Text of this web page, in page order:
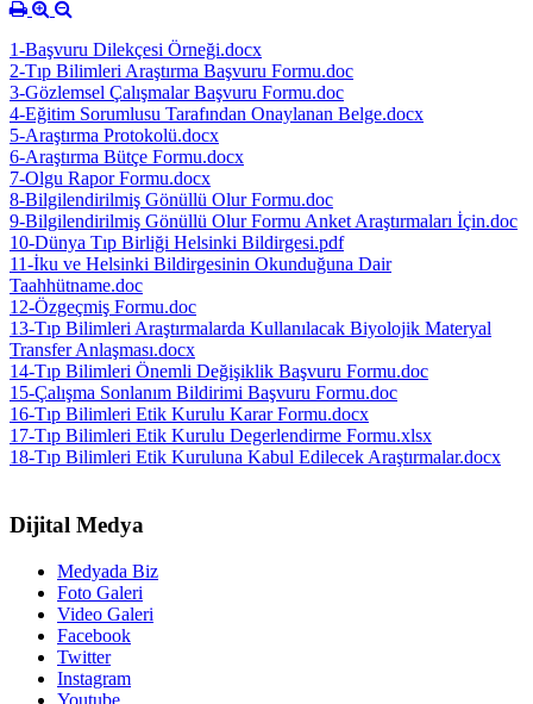
1-Başvuru Dilekçesi Örneği.docx
2-Tıp Bilimleri Araştırma Başvuru Formu.doc
3-Gözlemsel Çalışmalar Başvuru Formu.doc
4-Eğitim Sorumlusu Tarafından Onaylanan Belge.docx
5-Araştırma Protokolü.docx
6-Araştırma Bütçe Formu.docx
7-Olgu Rapor Formu.docx
8-Bilgilendirilmiş Gönüllü Olur Formu.doc
9-Bilgilendirilmiş Gönüllü Olur Formu Anket Araştırmaları İçin.doc
10-Dünya Tıp Birliği Helsinki Bildirgesi.pdf
11-İku ve Helsinki Bildirgesinin Okunduğuna Dair
Taahhütname.doc
12-Özgeçmiş Formu.doc
13-Tıp Bilimleri Araştırmalarda Kullanılacak Biyolojik Materyal
Transfer Anlaşması.docx
14-Tıp Bilimleri Önemli Değişiklik Başvuru Formu.doc
15-Çalışma Sonlanım Bildirimi Başvuru Formu.doc
16-Tıp Bilimleri Etik Kurulu Karar Formu.docx
17-Tıp Bilimleri Etik Kurulu Degerlendirme Formu.xlsx
18-Tıp Bilimleri Etik Kuruluna Kabul Edilecek Araştırmalar.docx
Dijital Medya
Medyada Biz
Foto Galeri
Video Galeri
Facebook
Twitter
Instagram
Youtube